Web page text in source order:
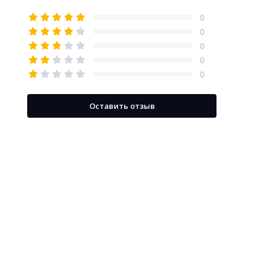
0
0
0
0
0
Оставить отзыв